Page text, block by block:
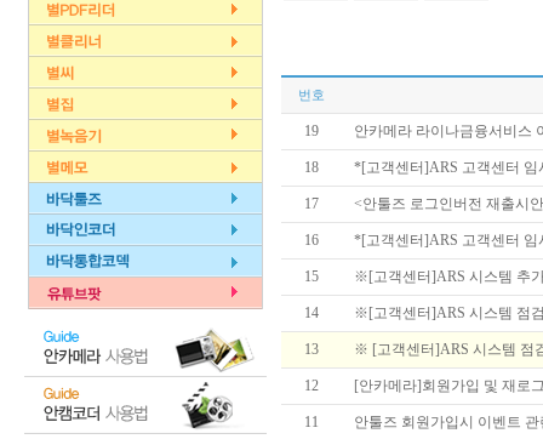
번호
19 안카메라 라이나금융서비스
18 *[고객센터]ARS 고객센터 임
17 <안툴즈 로그인버전 재출시
16 *[고객센터]ARS 고객센터 임
15 ※[고객센터]ARS 시스템 추
14 ※[고객센터]ARS 시스템 점
13 ※ [고객센터]ARS 시스템 점
12 [안카메라]회원가입 및 재로
11 안툴즈 회원가입시 이벤트